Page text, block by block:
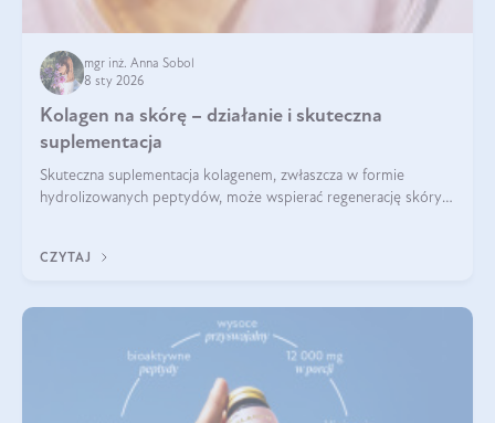
mgr inż. Anna Sobol
8 sty 2026
Kolagen na skórę – działanie i skuteczna
suplementacja
Skuteczna suplementacja kolagenem, zwłaszcza w formie
hydrolizowanych peptydów, może wspierać regenerację skóry i
CZYTAJ